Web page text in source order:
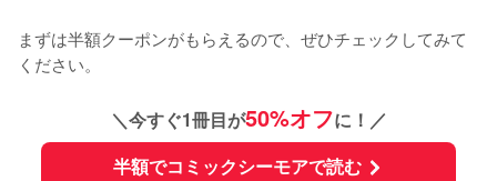
まずは半額クーポンがもらえるので、ぜひチェックしてみて
ください。
＼今すぐ1冊目が50%オフに！／
半額でコミックシーモアで読む